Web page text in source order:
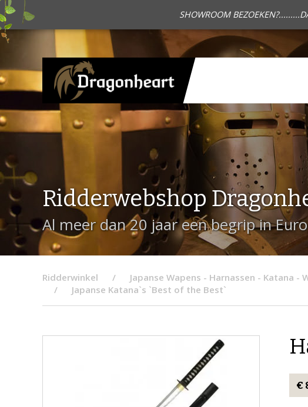
SHOWROOM
Ridderwebshop
Al meer dan 20 jaar een begrip in
Ridderwinkel
Japanse Wapens - Harnassen - Katana -
Japanse Katana`s `Best of the Best`
€